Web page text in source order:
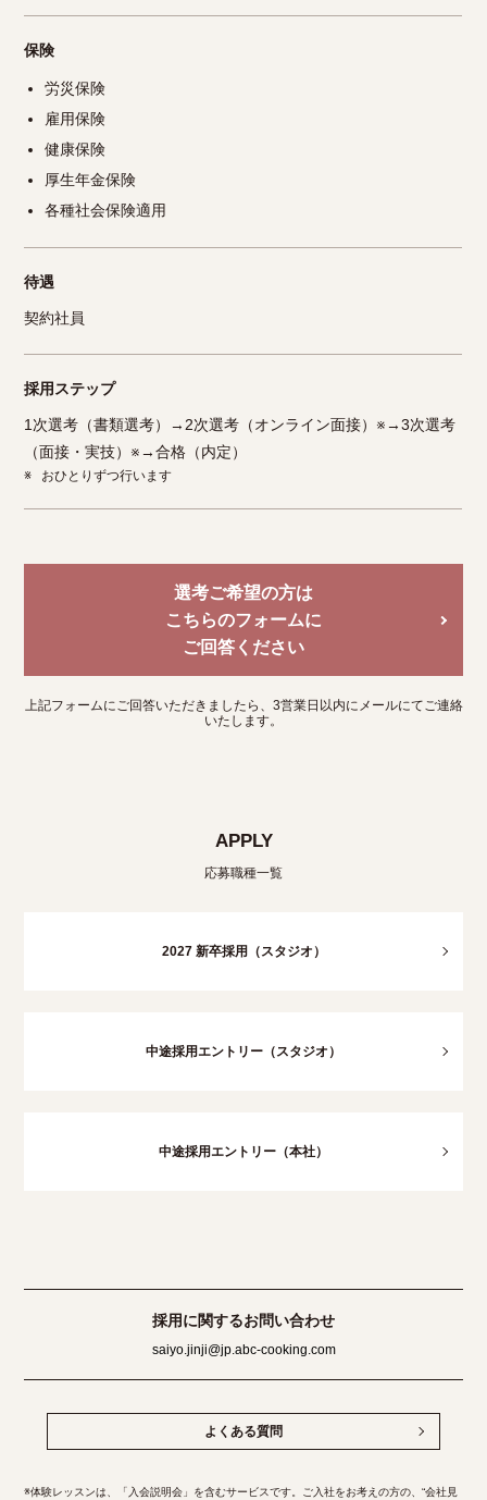
保険
労災保険
雇用保険
健康保険
厚生年金保険
各種社会保険適用
待遇
契約社員
採用ステップ
1次選考（書類選考）→2次選考（オンライン面接）※→3次選考
（面接・実技）※→合格（内定）
※ おひとりずつ行います
選考ご希望の方は
こちらのフォームに
ご回答ください
上記フォームにご回答いただきましたら、3営業日以内にメールにてご連絡
いたします。
APPLY
応募職種一覧
2027 新卒採用（スタジオ）
中途採用エントリー（スタジオ）
中途採用エントリー（本社）
採用に関するお問い合わせ
saiyo.jinji@jp.abc-cooking.com
よくある質問
※体験レッスンは、「入会説明会」を含むサービスです。ご入社をお考えの方の、“会社見